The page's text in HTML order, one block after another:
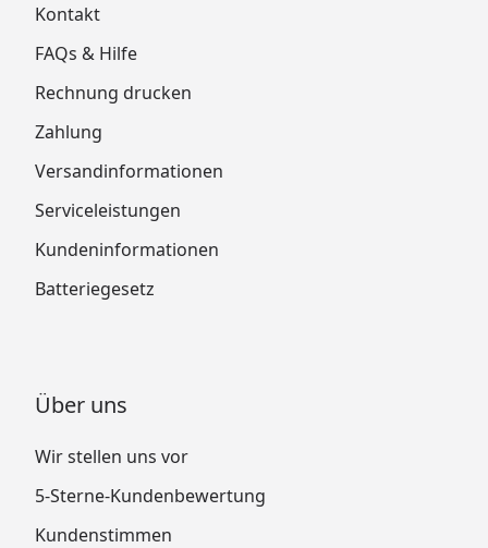
Kontakt
FAQs & Hilfe
Rechnung drucken
Zahlung
Versandinformationen
Serviceleistungen
Kundeninformationen
Batteriegesetz
Über uns
Wir stellen uns vor
5-Sterne-Kundenbewertung
Kundenstimmen